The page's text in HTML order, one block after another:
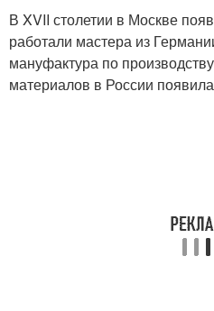
В XVII столетии в Москве
работали мастера из
мануфактура по
материалов в России